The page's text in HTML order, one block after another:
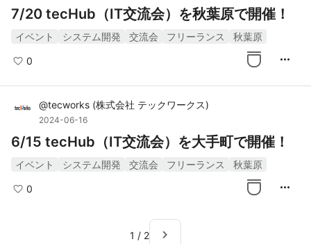
7/20 tecHub（IT交流会）を秋葉原で開催！
イベント システム開発 交流会 フリーランス 秋葉原
0 more_horiz
@tecworks (株式会社 テックワークス)
2024-06-16
6/15 tecHub（IT交流会）を大手町で開催！
イベント システム開発 交流会 フリーランス 秋葉原
0 more_horiz
1 / 2 navigate_next